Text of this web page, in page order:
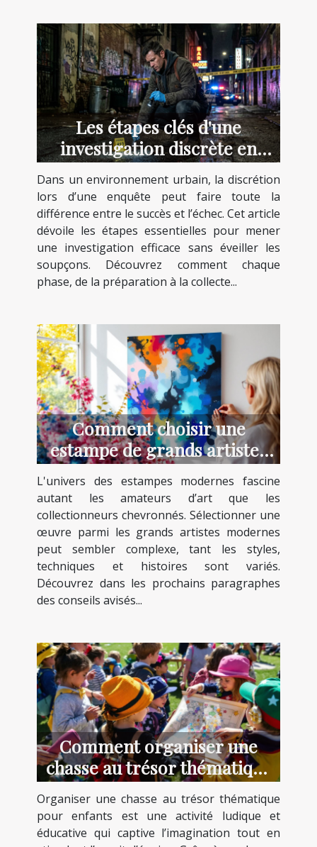
Les étapes clés d'une
investigation discrète en
milieu urbain
Dans un environnement urbain, la discrétion
lors d’une enquête peut faire toute la
différence entre le succès et l’échec. Cet article
dévoile les étapes essentielles pour mener
une investigation efficace sans éveiller les
soupçons. Découvrez comment chaque
phase, de la préparation à la collecte...
Comment choisir une
estampe de grands artistes
modernes ?
L'univers des estampes modernes fascine
autant les amateurs d’art que les
collectionneurs chevronnés. Sélectionner une
œuvre parmi les grands artistes modernes
peut sembler complexe, tant les styles,
techniques et histoires sont variés.
Découvrez dans les prochains paragraphes
des conseils avisés...
Comment organiser une
chasse au trésor thématique
pour enfants ?
Organiser une chasse au trésor thématique
pour enfants est une activité ludique et
éducative qui captive l’imagination tout en